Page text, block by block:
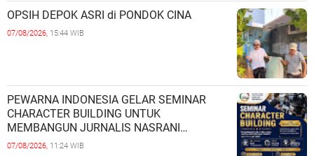
OPSIH DEPOK ASRI di PONDOK CINA
07/08/2026, 15:44 WIB
PEWARNA INDONESIA GELAR SEMINAR
CHARACTER BUILDING UNTUK
MEMBANGUN JURNALIS NASRANI
BERINTEGRITAS DAN BERDAMPAK*
07/08/2026, 11:24 WIB